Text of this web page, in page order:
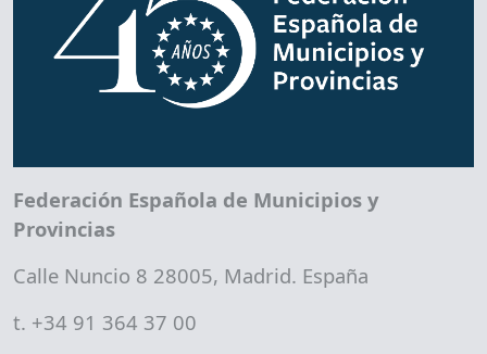
Federación Española de Municipios y
Provincias
Calle Nuncio 8 28005, Madrid. España
t. +34 91 364 37 00